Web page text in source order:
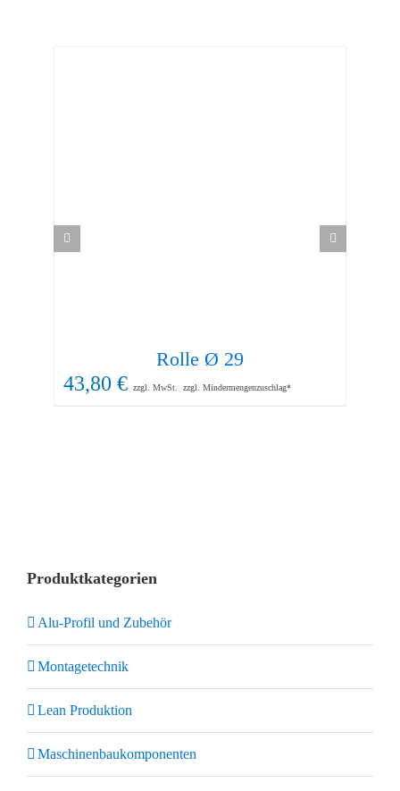
Rolle Ø 29
43,80 € zzgl. MwSt. zzgl. Mindermengenzuschlag*
Produktkategorien
Alu-Profil und Zubehör
Montagetechnik
Lean Produktion
Maschinenbaukomponenten